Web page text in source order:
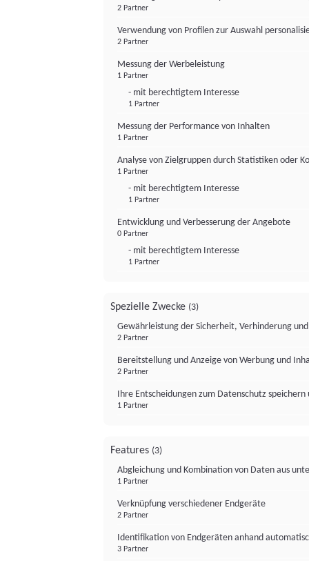
2 Partner
Verwendung von Profilen zur Auswahl
2 Partner
Messung der Werbeleistung
1 Partner
- mit berechtigtem Interesse
1 Partner
Messung der Performance von Inhalten
1 Partner
Analyse von Zielgruppen durch Statistiken oder
1 Partner
- mit berechtigtem Interesse
1 Partner
Entwicklung und Verbesserung der Angebote
0 Partner
- mit berechtigtem Interesse
1 Partner
Spezielle Zwecke (3)
Gewährleistung der Sicherheit, Verhinderung
2 Partner
Bereitstellung und Anzeige von Werbung und
2 Partner
Ihre Entscheidungen zum Datenschutz
1 Partner
Features (3)
Abgleichung und Kombination von Daten aus
1 Partner
Verknüpfung verschiedener Endgeräte
2 Partner
Identifikation von Endgeräten anhand
3 Partner